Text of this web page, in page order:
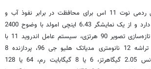
از آن‌سو گوشی شیائومی ردمی نوت 11 اس برای محافظت در برابر نفوذ آب و
گردوغبار استاندارد IP53 دارد و از یک نمایشگر 6.43 اینچی امولد با وضوح 2400
در 1080 پیکسل و نرخ تازه‌سازی تصویر 90 هرتزی، سیستم عامل اندروید 11 با
رابط کاربری میوآی 13، تراشه 12 نانومتری مدیاتک هلیو جی 96، پردازنده 8
هسته‌ای با حداکثر فرکانس 2.05 گیگاهرتز، 6 یا 8 گیگابایت رم، 64 یا 128